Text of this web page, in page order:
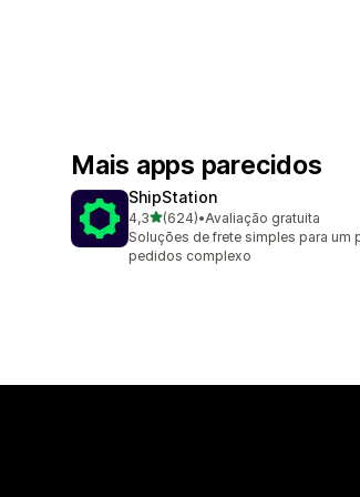
Mais apps parecidos
ShipStation
4,3de 5 estrelas
(624)
624 avaliações ao todo
•Avaliação gratuita
Soluções de frete simples para um
pedidos complexo